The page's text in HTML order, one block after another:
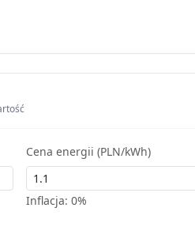
Cena energii (PLN/kWh)
Inflacja:0%